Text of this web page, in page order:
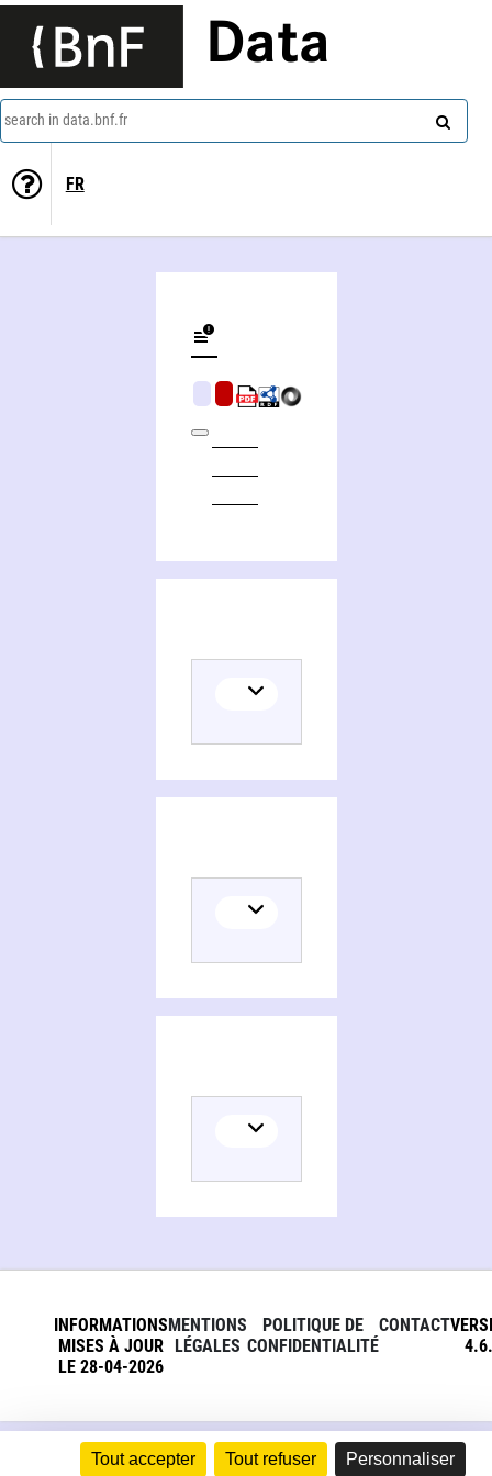
Tout accepter Tout refuser Personnaliser
Data
search in data.bnf.fr
FR
INFORMATIONS
MISES À JOUR
LE 28-04-2026
MENTIONS
LÉGALES
POLITIQUE DE
CONFIDENTIALITÉ
CONTACT